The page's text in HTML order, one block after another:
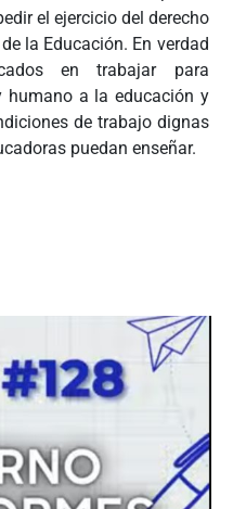
el ejercicio del derecho
la Educación. En verdad
en trabajar para
humano a la educación y
de trabajo dignas
puedan enseñar.